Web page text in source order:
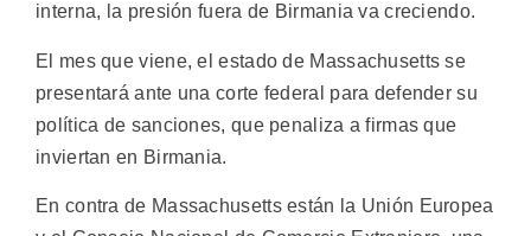
interna, la presión fuera de Birmania va creciendo.
El mes que viene, el estado de Massachusetts se
presentará ante una corte federal para defender su
política de sanciones, que penaliza a firmas que
inviertan en Birmania.
En contra de Massachusetts están la Unión Europea